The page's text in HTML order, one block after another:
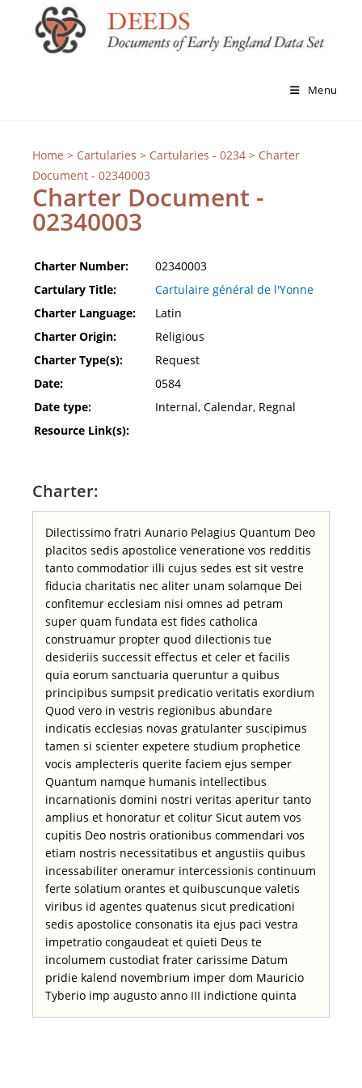
Menu
Home > Cartularies > Cartularies - 0234> Charter
Document - 02340003
Charter Document -
02340003
Charter Number:
02340003
Cartulary Title:
Cartulaire général de l'Yonne
Charter Language:
Latin
Charter Origin:
Religious
Charter Type(s):
Request
Date:
0584
Date type:
Internal, Calendar, Regnal
Resource Link(s):
Charter:
Dilectissimo fratri Aunario Pelagius Quantum Deo
placitos sedis apostolice veneratione vos redditis
tanto commodatior illi cujus sedes est sit vestre
fiducia charitatis nec aliter unam solamque Dei
confitemur ecclesiam nisi omnes ad petram
super quam fundata est fides catholica
construamur propter quod dilectionis tue
desideriis successit effectus et celer et facilis
quia eorum sanctuaria queruntur a quibus
principibus sumpsit predicatio veritatis exordium
Quod vero in vestris regionibus abundare
indicatis ecclesias novas gratulanter suscipimus
tamen si scienter expetere studium prophetice
vocis amplecteris querite faciem ejus semper
Quantum namque humanis intellectibus
incarnationis domini nostri veritas aperitur tanto
amplius et honoratur et colitur Sicut autem vos
cupitis Deo nostris orationibus commendari vos
etiam nostris necessitatibus et angustiis quibus
incessabiliter oneramur intercessionis continuum
ferte solatium orantes et quibuscunque valetis
viribus id agentes quatenus sicut predicationi
sedis apostolice consonatis ita ejus paci vestra
impetratio congaudeat et quieti Deus te
incolumem custodiat frater carissime Datum
pridie kalend novembrium imper dom Mauricio
Tyberio imp augusto anno III indictione quinta